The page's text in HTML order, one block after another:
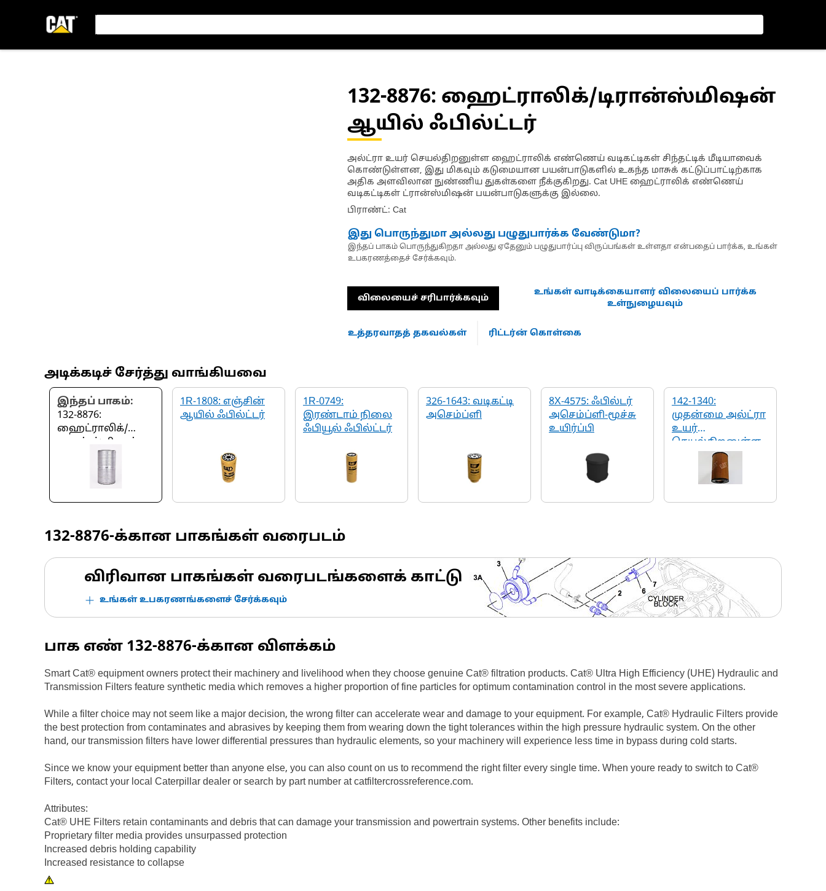
132-8876: ஹைட்ராலிக்/டிரான்ஸ்மிஷன்
ஆயில் ஃபில்ட்டர்
அல்ட்ரா உயர் செயல்திறனுள்ள ஹைட்ராலிக் எண்ணெய் வடிகட்டிகள் சிந்தட்டிக் மீடியாவைக்
கொண்டுள்ளன, இது மிகவும் கடுமையான பயன்பாடுகளில் உகந்த மாசுக் கட்டுப்பாட்டிற்காக
அதிக அளவிலான நுண்ணிய துகள்களை நீக்குகிறது. Cat UHE ஹைட்ராலிக் எண்ணெய்
வடிகட்டிகள் ட்ரான்ஸ்மிஷன் பயன்பாடுகளுக்கு இல்லை.
பிராண்ட்: Cat
இது பொருந்துமா அல்லது பழுதுபார்க்க வேண்டுமா?
இந்தப் பாகம் பொருந்துகிறதா அல்லது ஏதேனும் பழுதுபார்ப்பு விருப்பங்கள் உள்ளதா என்பதைப் பார்க்க, உங்கள்
உபகரணத்தைச் சேர்க்கவும்.
விலையைச் சரிபார்க்கவும்
உங்கள் வாடிக்கையாளர் விலையைப் பார்க்க
உள்நுழையவும்
உத்தரவாதத் தகவல்கள் ரிட்டர்ன் கொள்கை
அடிக்கடிச் சேர்த்து வாங்கியவை
இந்தப் பாகம்:
132-8876:
ஹைட்ராலிக்/
டிரான்ஸ்மிஷன்
ஆயில் ஃபில்ட்டர்
1R-1808: எஞ்சின்
ஆயில் ஃபில்ட்டர்
1R-0749:
இரண்டாம் நிலை
ஃபியூல் ஃபில்ட்டர்
326-1643: வடிகட்டி
அசெம்ப்ளி
8X-4575: ஃபில்டர்
அசெம்ப்ளி-மூச்சு
உயிர்ப்பி
142-1340:
முதன்மை அல்ட்ரா
உயர்
செயல்திறனுள்ள
எஞ்சின் காற்று
ஃபில்டர்
132-8876-க்கான பாகங்கள் வரைபடம்
விரிவான பாகங்கள் வரைபடங்களைக் காட்டு
உங்கள் உபகரணங்களைச் சேர்க்கவும்
பாக எண் 132-8876-க்கான விளக்கம்
Smart Cat® equipment owners protect their machinery and livelihood when they choose genuine Cat® filtration products. Cat® Ultra High Efficiency (UHE) Hydraulic and
Transmission Filters feature synthetic media which removes a higher proportion of fine particles for optimum contamination control in the most severe applications.
While a filter choice may not seem like a major decision, the wrong filter can accelerate wear and damage to your equipment. For example, Cat® Hydraulic Filters provide
the best protection from contaminates and abrasives by keeping them from wearing down the tight tolerances within the high pressure hydraulic system. On the other
hand, our transmission filters have lower differential pressures than hydraulic elements, so your machinery will experience less time in bypass during cold starts.
Since we know your equipment better than anyone else, you can also count on us to recommend the right filter every single time. When youre ready to switch to Cat®
Filters, contact your local Caterpillar dealer or search by part number at catfiltercrossreference.com.
Attributes:
Cat® UHE Filters retain contaminants and debris that can damage your transmission and powertrain systems. Other benefits include:
Proprietary filter media provides unsurpassed protection
Increased debris holding capability
Increased resistance to collapse